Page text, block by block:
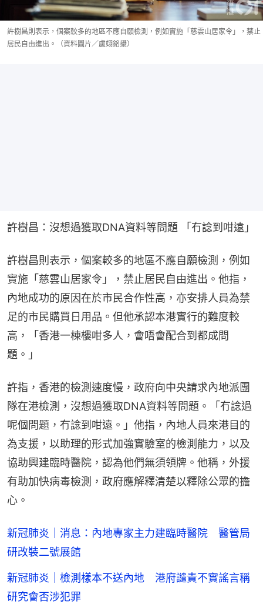
許樹昌則表示，個案較多的地區不應自願檢測，例如實施「慈雲山居家令」，禁止
居民自由進出。（資料圖片／盧翊銘攝）
許樹昌：沒想過獲取DNA資料等問題 「冇諗到咁遠」
許樹昌則表示，個案較多的地區不應自願檢測，例如
實施「慈雲山居家令」，禁止居民自由進出。他指，
內地成功的原因在於市民合作性高，亦安排人員為禁
足的市民購買日用品。但他承認本港實行的難度較
高，「香港一棟樓咁多人，會唔會配合到都成問
題。」
許指，香港的檢測速度慢，政府向中央請求內地派團
隊在港檢測，沒想過獲取DNA資料等問題。「冇諗過
呢個問題，冇諗到咁遠。」他指，內地人員來港目的
為支援，以助理的形式加強實驗室的檢測能力，以及
協助興建臨時醫院，認為他們無須領牌。他稱，外援
有助加快病毒檢測，政府應解釋清楚以釋除公眾的擔
心。
新冠肺炎｜消息：內地專家主力建臨時醫院 醫管局
研改裝二號展館
新冠肺炎｜檢測樣本不送內地 港府譴責不實謠言稱
研究會否涉犯罪